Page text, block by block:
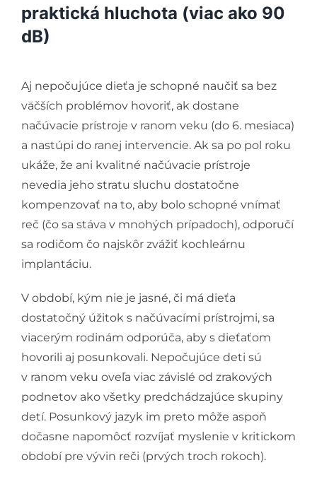
praktická hluchota (viac ako 90
dB)
Aj nepočujúce dieťa je schopné naučiť sa bez
väčších problémov hovoriť, ak dostane
načúvacie prístroje v ranom veku (do 6. mesiaca)
a nastúpi do ranej intervencie. Ak sa po pol roku
ukáže, že ani kvalitné načúvacie prístroje
nevedia jeho stratu sluchu dostatočne
kompenzovať na to, aby bolo schopné vnímať
reč (čo sa stáva v mnohých prípadoch), odporučí
sa rodičom čo najskôr zvážiť kochleárnu
implantáciu.
V období, kým nie je jasné, či má dieťa
dostatočný úžitok s načúvacími prístrojmi, sa
viacerým rodinám odporúča, aby s dieťaťom
hovorili aj posunkovali. Nepočujúce deti sú
v ranom veku oveľa viac závislé od zrakových
podnetov ako všetky predchádzajúce skupiny
detí. Posunkový jazyk im preto môže aspoň
dočasne napomôcť rozvíjať myslenie v kritickom
období pre vývin reči (prvých troch rokoch).